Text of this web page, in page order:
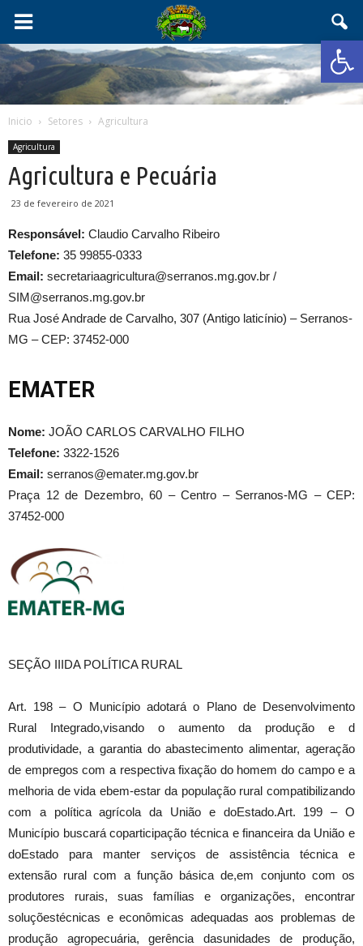
Abrir
Inicio Setores Agricultura
Agricultura
Agricultura e Pecuária
23 de fevereiro de 2021
Responsável: Claudio Carvalho Ribeiro
Telefone: 35 99855-0333
Email: secretariaagricultura@serranos.mg.gov.br /
SIM@serranos.mg.gov.br
Rua José Andrade de Carvalho, 307 (Antigo laticínio) – Serranos-
MG – CEP: 37452-000
EMATER
Nome: JOÃO CARLOS CARVALHO FILHO
Telefone: 3322-1526
Email: serranos@emater.mg.gov.br
Praça 12 de Dezembro, 60 – Centro – Serranos-MG – CEP:
37452-000
SEÇÃO IIIDA POLÍTICA RURAL
Art. 198 – O Município adotará o Plano de Desenvolvimento
Rural Integrado,visando o aumento da produção e d
produtividade, a garantia do abastecimento alimentar, ageração
de empregos com a respectiva fixação do homem do campo e a
melhoria de vida ebem-estar da população rural compatibilizando
com a política agrícola da União e doEstado.Art. 199 – O
Município buscará coparticipação técnica e financeira da União e
doEstado para manter serviços de assistência técnica e
extensão rural com a função básica de,em conjunto com os
produtores rurais, suas famílias e organizações, encontrar
soluçõestécnicas e econômicas adequadas aos problemas de
produção agropecuária, gerência dasunidades de produção,